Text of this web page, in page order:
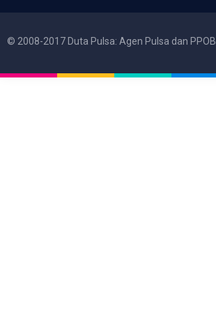
© 2008-2017 Duta Pulsa: Agen Pulsa dan